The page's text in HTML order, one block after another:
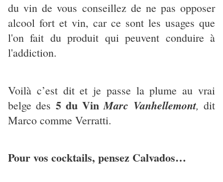
du vin de vous conseillez de ne pas opposer
alcool fort et vin, car ce sont les usages que
l'on fait du produit qui peuvent conduire à
l'addiction.
Voilà c’est dit et je passe la plume au vrai
belge des 5 du VinMarc Vanhellemont,dit
Marco comme Verratti.
Pour vos cocktails, pensez Calvados…